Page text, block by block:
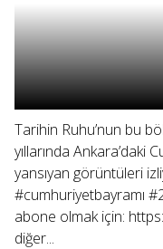
Tarihin Ruhu’nun bu
yıllarında Ankara’daki
yansıyan görüntüleri
#cumhuriyetbayramı
abone olmak için:
diğer...